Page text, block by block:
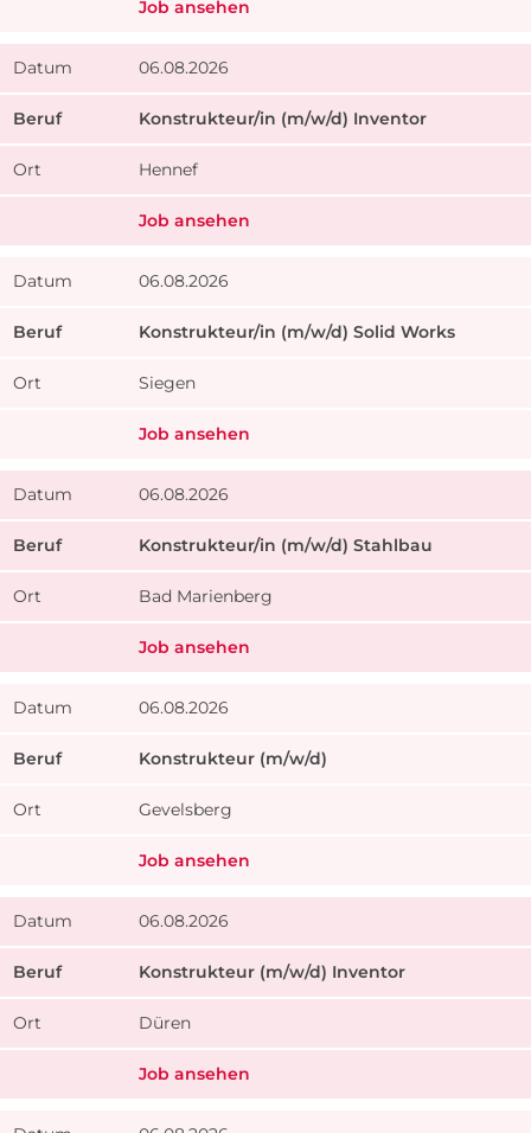
Job ansehen
06.08.2026
Konstrukteur/in (m/w/d) Inventor
Hennef
Job ansehen
06.08.2026
Konstrukteur/in (m/w/d) Solid Works
Siegen
Job ansehen
06.08.2026
Konstrukteur/in (m/w/d) Stahlbau
Bad Marienberg
Job ansehen
06.08.2026
Konstrukteur (m/w/d)
Gevelsberg
Job ansehen
06.08.2026
Konstrukteur (m/w/d) Inventor
Düren
Job ansehen